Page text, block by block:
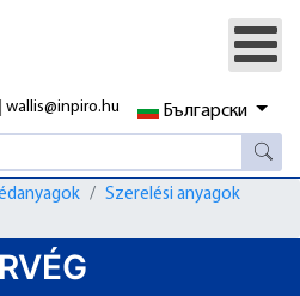
|wallis@inpiro.hu Български
Szerelési anyagok